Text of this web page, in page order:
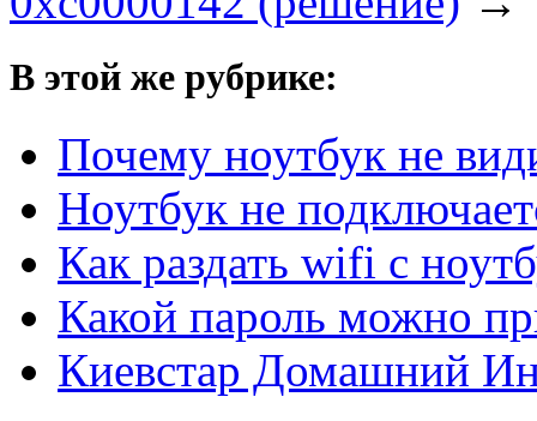
В этой же рубрике:
Почему ноутбук не
Ноутбук не
Как раздать wifi с
Какой пароль можно
Киевстар Домашний